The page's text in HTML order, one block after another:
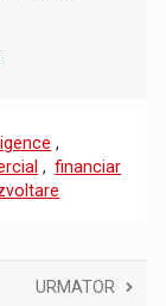
,
, financiar
URMATOR